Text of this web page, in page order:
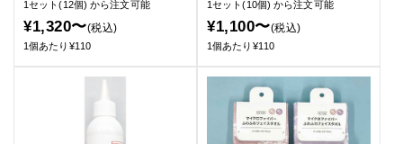
1セット(12個)から注文可能
¥1,320〜(税込)
1個あたり¥110
1セット(10個)から注文可能
¥1,100〜(税込)
1個あたり¥110